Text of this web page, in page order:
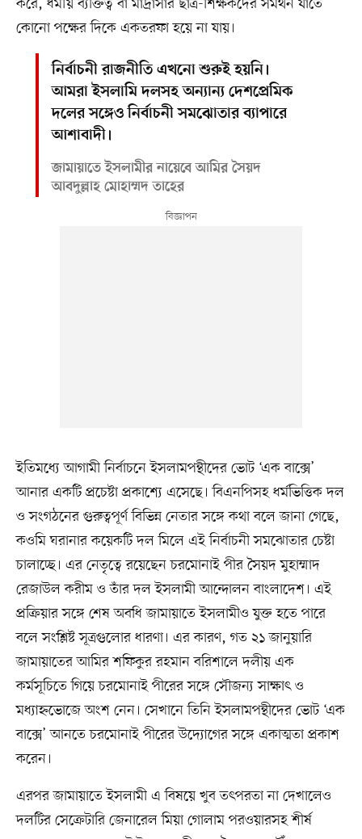
কোনো পক্ষের দিকে একতরফা হয়ে না যায়।
নির্বাচনী রাজনীতি এখনো শুরুই হয়নি।
আমরা ইসলামি দলসহ অন্যান্য দেশপ্রেমিক
দলের সঙ্গেও নির্বাচনী সমঝোতার ব্যাপারে
আশাবাদী।
জামায়াতে ইসলামীর নায়েবে আমির সৈয়দ
আবদুল্লাহ মোহাম্মদ তাহের
ইতিমধ্যে আগামী নির্বাচনে ইসলামপন্থীদের ভোট ‘এক বাক্সে’
আনার একটি প্রচেষ্টা প্রকাশ্যে এসেছে। বিএনপিসহ ধর্মভিত্তিক দল
ও সংগঠনের গুরুত্বপূর্ণ বিভিন্ন নেতার সঙ্গে কথা বলে জানা গেছে,
কওমি ঘরানার কয়েকটি দল মিলে এই নির্বাচনী সমঝোতার চেষ্টা
চালাচ্ছে। এর নেতৃত্বে রয়েছেন চরমোনাই পীর সৈয়দ মুহাম্মাদ
রেজাউল করীম ও তাঁর দল ইসলামী আন্দোলন বাংলাদেশ। এই
প্রক্রিয়ার সঙ্গে শেষ অবধি জামায়াতে ইসলামীও যুক্ত হতে পারে
বলে সংশ্লিষ্ট সূত্রগুলোর ধারণা। এর কারণ, গত ২১ জানুয়ারি
জামায়াতের আমির শফিকুর রহমান বরিশালে দলীয় এক
কর্মসূচিতে গিয়ে চরমোনাই পীরের সঙ্গে সৌজন্য সাক্ষাৎ ও
মধ্যাহ্নভোজে অংশ নেন। সেখানে তিনি ইসলামপন্থীদের ভোট ‘এক
বাক্সে’ আনতে চরমোনাই পীরের উদ্যোগের সঙ্গে একাত্মতা প্রকাশ
করেন।
এরপর জামায়াতে ইসলামী এ বিষয়ে খুব তৎপরতা না দেখালেও
দলটির সেক্রেটারি জেনারেল মিয়া গোলাম পরওয়ারসহ শীর্ষ